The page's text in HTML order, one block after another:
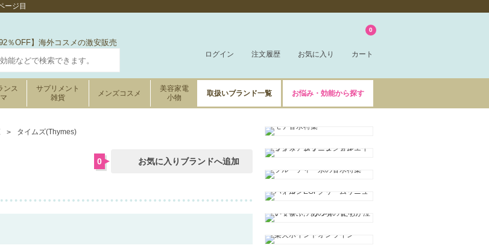
ージ目
92％OFF】海外コスメの激安販売
ログイン 注文履歴 お気に入り カート
0
ンス
サプリメント
雑貨
メンズコスメ
美容家電
小物
取扱いブランド一覧 お悩み・効能から探す
タイムズ(Thymes)
0 お気に入りブランドへ追加